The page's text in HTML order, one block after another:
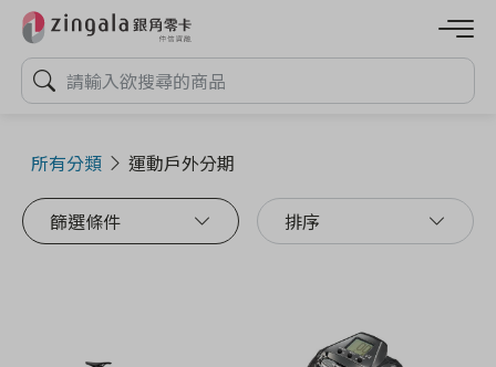
所有分類 運動戶外分期
篩選條件 排序